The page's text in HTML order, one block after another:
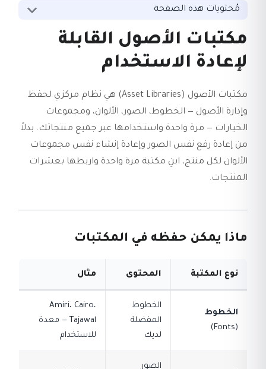
مُحتويات هذه الصفحة
مكتبات الأصول القابلة
لإعادة الاستخدام
مكتبات الأصول (Asset Libraries) هي نظام مركزي لحفظ
وإدارة الأصول — الخطوط، الصور، الألوان، ومجموعات
الخيارات — مرة واحدة واستخدامها عبر جميع منتجاتك. بدلاً
من إعادة رفع نفس الصور وإعادة إنشاء نفس مجموعات
الألوان لكل منتج، ابنِ مكتبة مرة واحدة واربطها بعشرات
المنتجات.
ماذا يمكن حفظه في المكتبات
نوع المكتبة المحتوى مثال
الخطوط
(Fonts)
الخطوط
المفضلة
لديك
Amiri، Cairo،
Tajawal — معدة
للاستخدام
الصور